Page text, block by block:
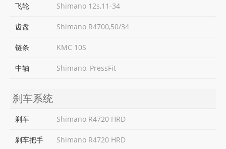
飞轮 Shimano 12s,11-34
齿盘 Shimano R4700,50/34
链条 KMC 10S
中轴 Shimano, PressFit
刹车系统
刹车 Shimano R4720 HRD
刹车把手 Shimano R4720 HRD